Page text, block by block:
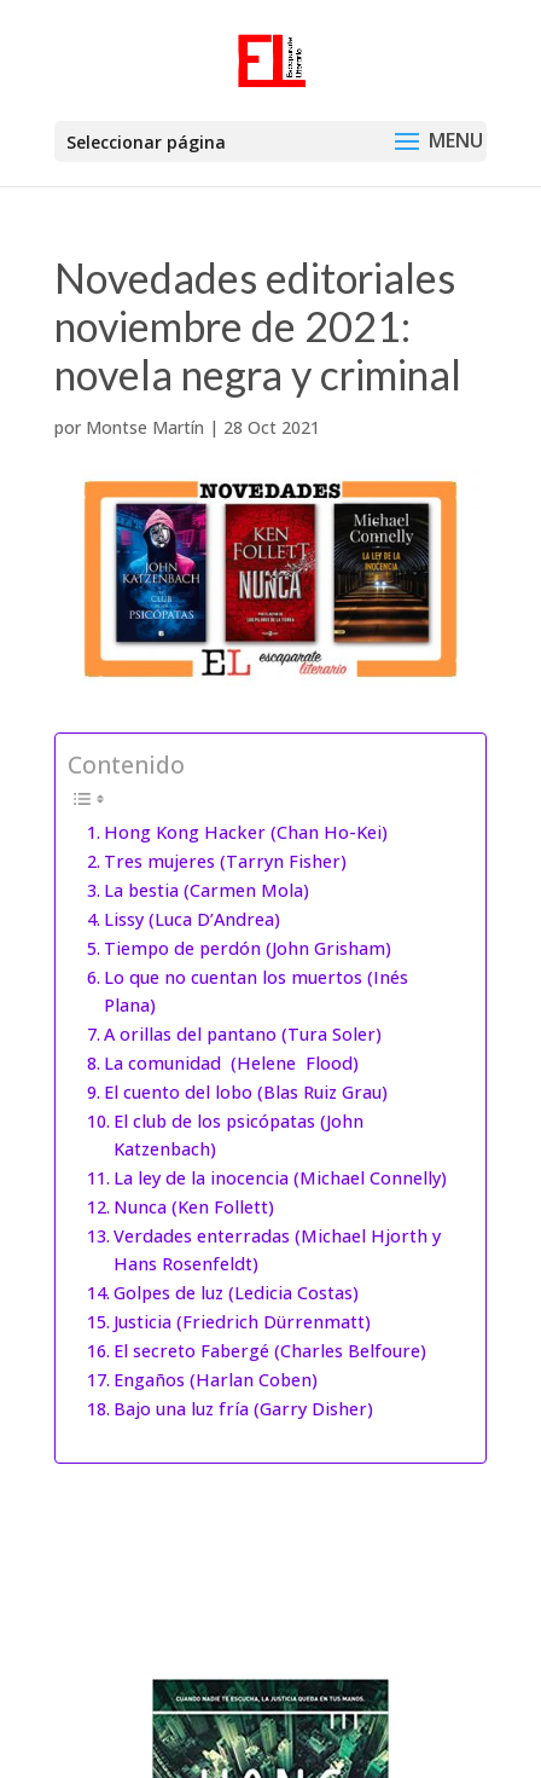
Seleccionar página
Novedades editoriales
noviembre de 2021:
novela negra y criminal
por Montse Martín | 28 Oct 2021
Contenido
Hong Kong Hacker (Chan Ho-Kei)
Tres mujeres (Tarryn Fisher)
La bestia (Carmen Mola)
Lissy (Luca D’Andrea)
Tiempo de perdón (John Grisham)
Lo que no cuentan los muertos (Inés
Plana)
A orillas del pantano (Tura Soler)
La comunidad (Helene Flood)
El cuento del lobo (Blas Ruiz Grau)
El club de los psicópatas (John
Katzenbach)
La ley de la inocencia (Michael Connelly)
Nunca (Ken Follett)
Verdades enterradas (Michael Hjorth y
Hans Rosenfeldt)
Golpes de luz (Ledicia Costas)
Justicia (Friedrich Dürrenmatt)
El secreto Fabergé (Charles Belfoure)
Engaños (Harlan Coben)
Bajo una luz fría (Garry Disher)